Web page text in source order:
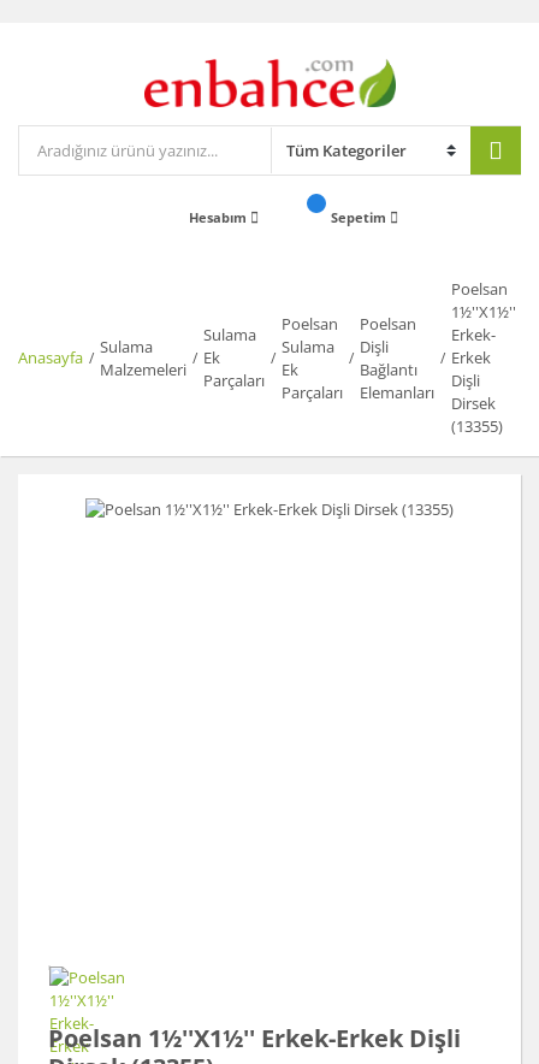
Hesabım Sepetim
Anasayfa
Sulama
Malzemeleri
Sulama
Ek
Parçaları
Poelsan
Sulama
Ek
Parçaları
Poelsan
Dişli
Bağlantı
Elemanları
Poelsan
1½''X1½''
Erkek-
Erkek
Dişli
Dirsek
(13355)
Poelsan 1½''X1½'' Erkek-Erkek Dişli